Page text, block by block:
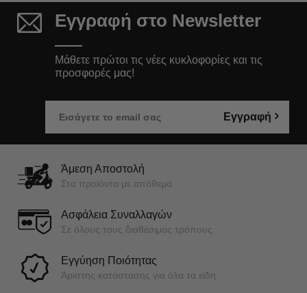
Εγγραφή στο Newsletter
Μάθετε πρώτοι τις νέες κυκλοφορίες και τις
προσφορές μας!
Εγγραφή
Άμεση Αποστολή
Στα προϊόντα με απόθεμα
Ασφάλεια Συναλλαγών
Σε όλους τους διαθέσιμος τρόπους
Εγγύηση Ποιότητας
Άριστης κατάστασης για όλα τα είδη